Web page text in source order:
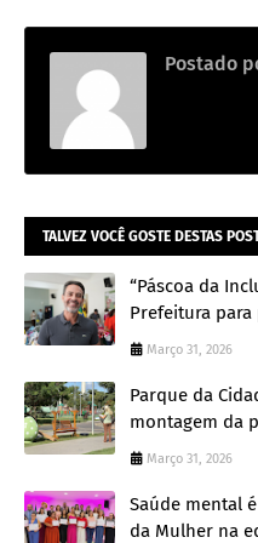
Postado
TALVEZ VOCÊ GOSTE DESTAS
“Páscoa da
Prefeitura
Março 31, 2026
Parque da
montagem da
Março 31, 2026
Saúde mental
da Mulher na